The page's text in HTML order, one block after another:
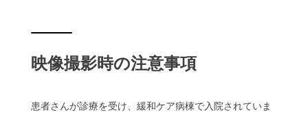
映像撮影時の注意事項
患者さんが診療を受け、緩和ケア病棟で入院されていま